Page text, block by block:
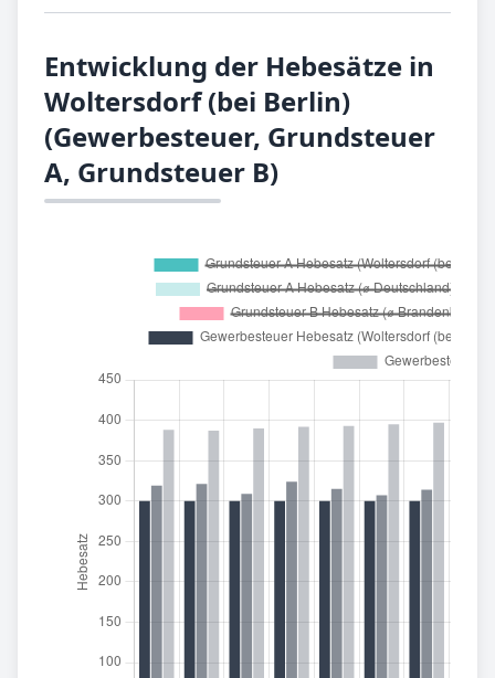
Entwicklung der Hebesätze in
Woltersdorf (bei Berlin)
(Gewerbesteuer, Grundsteuer
A, Grundsteuer B)